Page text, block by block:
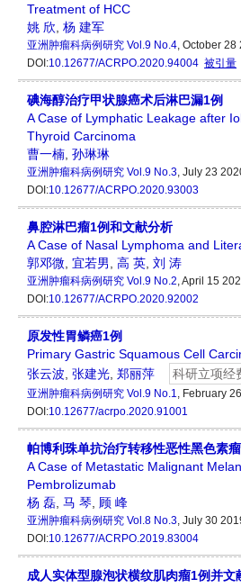
Treatment of HCC
姚 欣 杨 建军
亚洲肿瘤科病例研究 Vol.9 No.4 , October 28
DOI:10.12677/ACRPO.2020.94004 被引量
碘海醇治疗甲状腺癌术后淋巴漏1例
A Case of Lymphatic Leakage after
Thyroid Carcinoma
曹一楠 孙琳琳
亚洲肿瘤科病例研究 Vol.9 No.3 , July 23
DOI:10.12677/ACRPO.2020.93003
鼻腔淋巴瘤1例和文献分析
A Case of Nasal Lymphoma and
郭邓微 宜若男 高 英 刘 涛
亚洲肿瘤科病例研究 Vol.9 No.2 , April 15
DOI:10.12677/ACRPO.2020.92002
原发性胃鳞癌1例
Primary Gastric Squamous Cell
张云波 张建光 郑丽萍 科研立项经
亚洲肿瘤科病例研究 Vol.9 No.1 , February
DOI:10.12677/acrpo.2020.91001
帕博利珠单抗治疗转移性恶性黑色素
A Case of Metastatic Malignant
Pembrolizumab
杨 磊 马 琴 顾 峰
亚洲肿瘤科病例研究 Vol.8 No.3 , July 30
DOI:10.12677/ACRPO.2019.83004
成人实体型腺泡状横纹肌肉瘤1例并文